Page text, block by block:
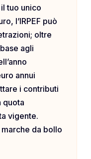
tuo unico
l’IRPEF può
oltre
agli
annui
i contributi
quota
vigente.
da bollo